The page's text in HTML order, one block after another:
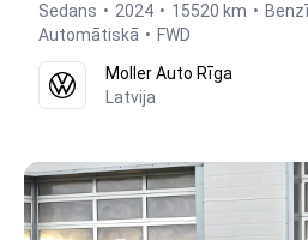
Sedans 2024 15520 km
Automātiskā
FWD
Moller Auto Rīga
Latvija